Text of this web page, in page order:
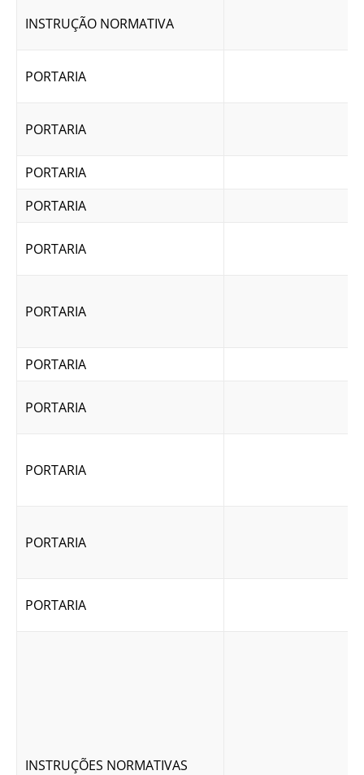
INSTRUÇÃO NORMATIVA
PORTARIA
PORTARIA
PORTARIA
PORTARIA
PORTARIA
PORTARIA
PORTARIA
PORTARIA
PORTARIA
PORTARIA
PORTARIA
INSTRUÇÕES NORMATIVAS